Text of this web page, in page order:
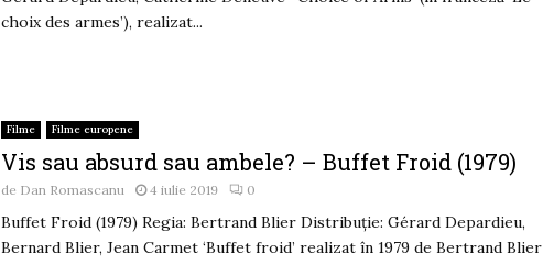
choix des armes’), realizat...
Filme Filme europene
Vis sau absurd sau ambele? – Buffet Froid (1979)
de Dan Romascanu 4 iulie 2019 0
Buffet Froid (1979) Regia: Bertrand Blier Distribuție: Gérard Depardieu,
Bernard Blier, Jean Carmet ‘Buffet froid’ realizat în 1979 de Bertrand Blier